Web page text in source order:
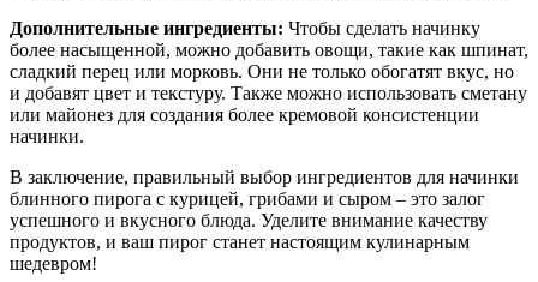
Дополнительные ингредиенты: Чтобы сделать начинку
более насыщенной, можно добавить овощи, такие как шпинат,
сладкий перец или морковь. Они не только обогатят вкус, но
и добавят цвет и текстуру. Также можно использовать сметану
или майонез для создания более кремовой консистенции
начинки.
В заключение, правильный выбор ингредиентов для начинки
блинного пирога с курицей, грибами и сыром – это залог
успешного и вкусного блюда. Уделите внимание качеству
продуктов, и ваш пирог станет настоящим кулинарным
шедевром!